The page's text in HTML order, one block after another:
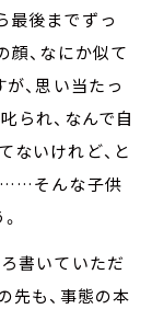
最後までずっ
顔、なにか似て
が、思い当たっ
られ、なんで自
ないけれど、と
……そんな子供
書いていただ
先も、事態の本